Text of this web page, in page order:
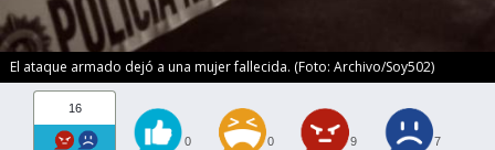
El ataque armado dejó a una mujer fallecida. (Foto: Archivo/Soy502)
16
0 0 9 7